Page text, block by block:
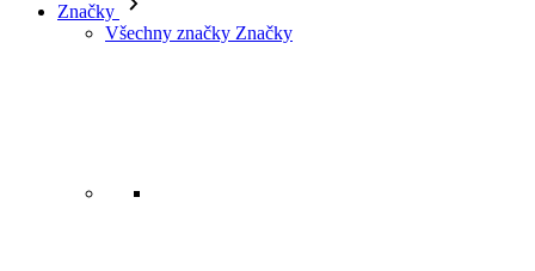
Značky
Všechny značky Značky